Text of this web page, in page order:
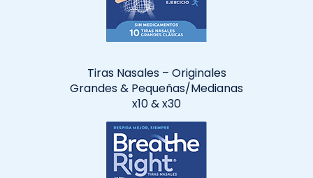
Tiras Nasales – Originales
Grandes& Pequeñas/Medianas
x10 & x30